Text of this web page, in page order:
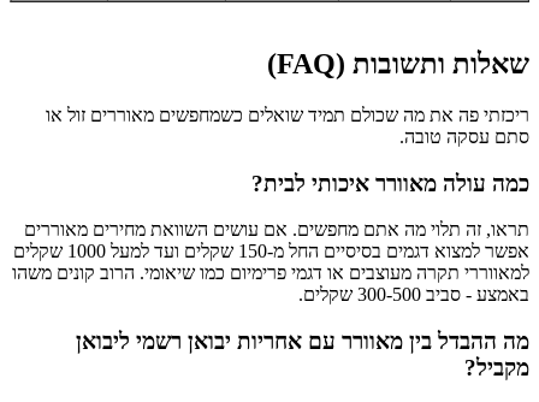
שאלות ותשובות (FAQ)
ריכזתי פה את מה שכולם תמיד שואלים כשמחפשים מאוררים זול או
סתם עסקה טובה.
כמה עולה מאוורר איכותי לבית?
תראו, זה תלוי מה אתם מחפשים. אם עושים השוואת מחירים מאוררים
אפשר למצוא דגמים בסיסיים החל מ-150 שקלים ועד למעל 1000 שקלים
למאווררי תקרה מעוצבים או דגמי פרימיום כמו שיאומי. הרוב קונים משהו
באמצע - סביב 300-500 שקלים.
מה ההבדל בין מאוורר עם אחריות יבואן רשמי ליבואן
מקביל?